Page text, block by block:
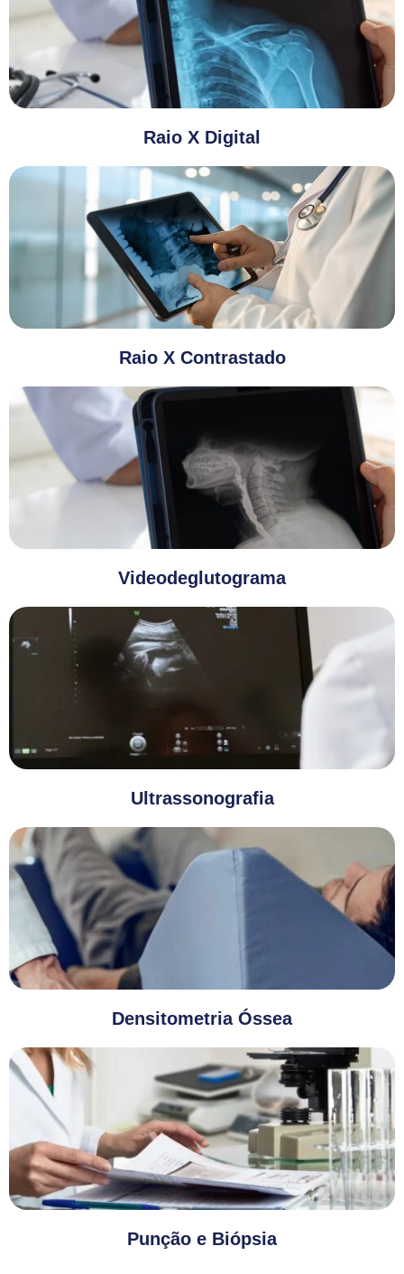
Raio X Digital
Raio X Contrastado
Videodeglutograma
Ultrassonografia
Densitometria Óssea
Punção e Biópsia